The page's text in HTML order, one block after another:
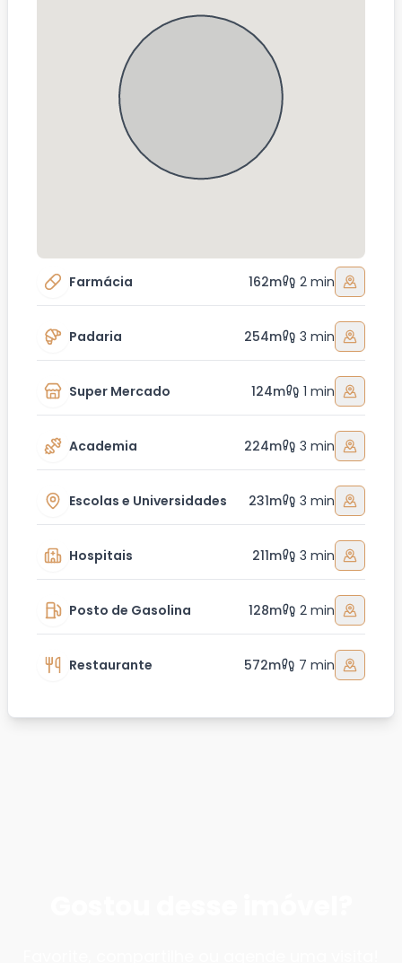
Farmácia 162m 2 min
Padaria 254m 3 min
Super Mercado 124m 1 min
Academia 224m 3 min
Escolas e Universidades 231m 3 min
Hospitais 211m 3 min
Posto de Gasolina 128m 2 min
Restaurante 572m 7 min